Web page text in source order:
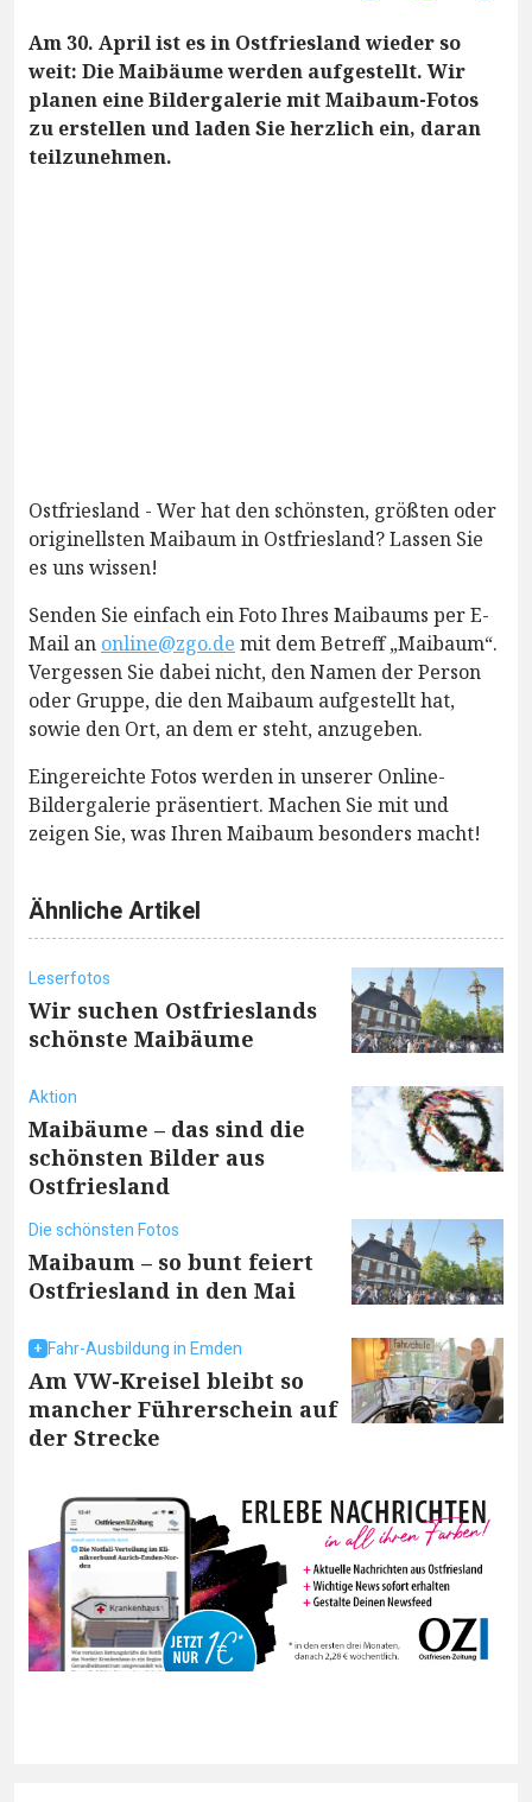
Am 30. April ist es in Ostfriesland wieder so
weit: Die Maibäume werden aufgestellt. Wir
planen eine Bildergalerie mit Maibaum-Fotos
zu erstellen und laden Sie herzlich ein, daran
teilzunehmen.
Ostfriesland - Wer hat den schönsten, größten oder
originellsten Maibaum in Ostfriesland? Lassen Sie
es uns wissen!
Senden Sie einfach ein Foto Ihres Maibaums per E-
Mail an online@zgo.de mit dem Betreff „Maibaum“.
Vergessen Sie dabei nicht, den Namen der Person
oder Gruppe, die den Maibaum aufgestellt hat,
sowie den Ort, an dem er steht, anzugeben.
Eingereichte Fotos werden in unserer Online-
Bildergalerie präsentiert. Machen Sie mit und
zeigen Sie, was Ihren Maibaum besonders macht!
Ähnliche Artikel
Leserfotos
Wir suchen Ostfrieslands
schönste Maibäume
Aktion
Maibäume – das sind die
schönsten Bilder aus
Ostfriesland
Die schönsten Fotos
Maibaum – so bunt feiert
Ostfriesland in den Mai
Fahr-Ausbildung in Emden
Am VW-Kreisel bleibt so
mancher Führerschein auf
der Strecke